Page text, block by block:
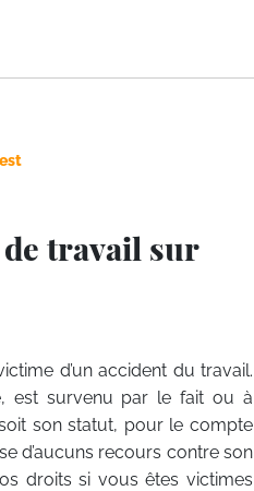
travail sur
d’un accident du travail.
est survenu par le fait ou à
son statut, pour le compte
d’aucuns recours contre son
droits si vous êtes victimes